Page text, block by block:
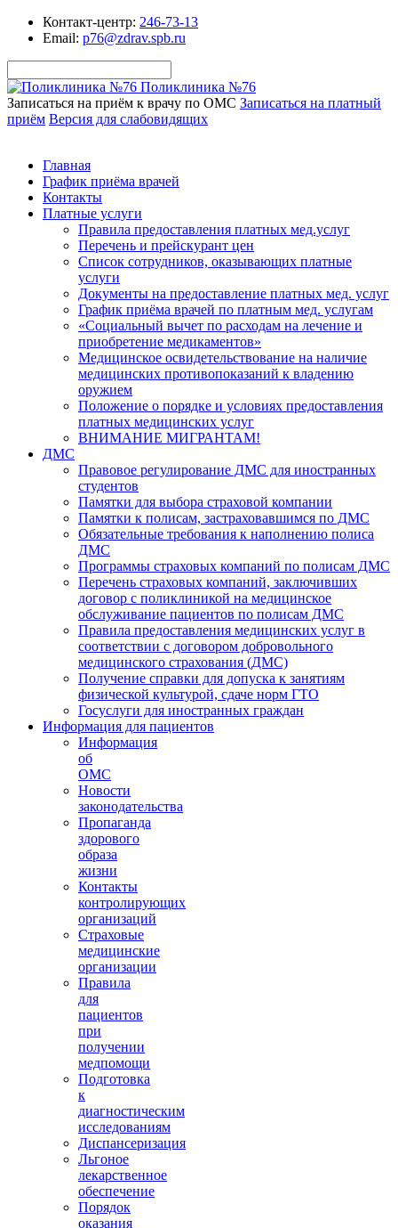
Контакт-центр: 246-73-13
Email: p76@zdrav.spb.ru
Поликлиника №76
Записаться на приём к врачу по ОМС Записаться на платный
приём Версия для слабовидящих
Главная
График приёма врачей
Контакты
Платные услуги
Правила предоставления платных мед.услуг
Перечень и прейскурант цен
Список сотрудников, оказывающих платные
услуги
Документы на предоставление платных мед. услуг
График приёма врачей по платным мед. услугам
«Социальный вычет по расходам на лечение и
приобретение медикаментов»
Медицинское освидетельствование на наличие
медицинских противопоказаний к владению
оружием
Положение о порядке и условиях предоставления
платных медицинских услуг
ВНИМАНИЕ МИГРАНТАМ!
ДМС
Правовое регулирование ДМС для иностранных
студентов
Памятки для выбора страховой компании
Памятки к полисам, застраховавшимся по ДМС
Обязательные требования к наполнению полиса
ДМС
Программы страховых компаний по полисам ДМС
Перечень страховых компаний, заключивших
договор с поликлиникой на медицинское
обслуживание пациентов по полисам ДМС
Правила предоставления медицинских услуг в
соответствии с договором добровольного
медицинского страхования (ДМС)
Получение справки для допуска к занятиям
физической культурой, сдаче норм ГТО
Госуслуги для иностранных граждан
Информация для пациентов
Информация
об
ОМС
Новости
законодательства
Пропаганда
здорового
образа
жизни
Контакты
контролирующих
организаций
Страховые
медицинские
организации
Правила
для
пациентов
при
получении
медпомощи
Подготовка
к
диагностическим
исследованиям
Диспансеризация
Льгоное
лекарственное
обеспечение
Порядок
оказания